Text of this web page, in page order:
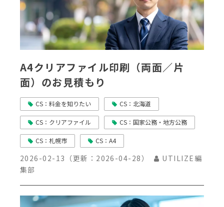
A4クリアファイル印刷（両面／片
面）のお見積もり
CS：料金を知りたい CS：北海道
CS：クリアファイル CS：国家公務・地方公務
CS：札幌市 CS：A4
2026-02-13 （更新： 2026-04-28）
UTILIZE編
集部